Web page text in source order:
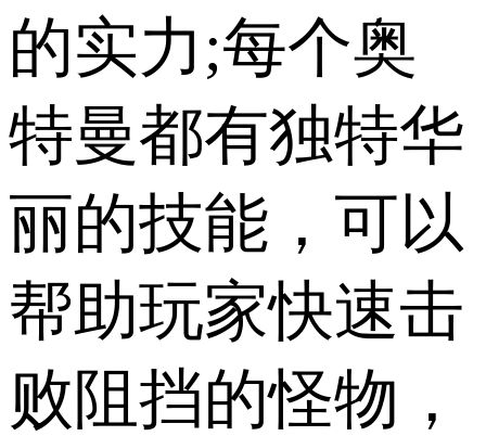
的实力;每个奥
特曼都有独特华
丽的技能，可以
帮助玩家快速击
败阻挡的怪物，